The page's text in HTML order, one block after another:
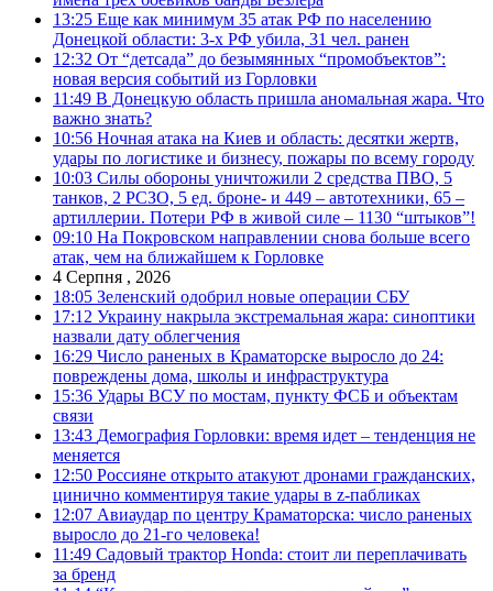
13:25 Еще как минимум 35 атак РФ по населению
Донецкой области: 3-х РФ убила, 31 чел. ранен
12:32 От “детсада” до безымянных “промобъектов”:
новая версия событий из Горловки
11:49 В Донецкую область пришла аномальная жара. Что
важно знать?
10:56 Ночная атака на Киев и область: десятки жертв,
удары по логистике и бизнесу, пожары по всему городу
10:03 Силы обороны уничтожили 2 средства ПВО, 5
танков, 2 РСЗО, 5 ед. броне- и 449 – автотехники, 65 –
артиллерии. Потери РФ в живой силе – 1130 “штыков”!
09:10 На Покровском направлении снова больше всего
атак, чем на ближайшем к Горловке
4 Серпня , 2026
18:05 Зеленский одобрил новые операции СБУ
17:12 Украину накрыла экстремальная жара: синоптики
назвали дату облегчения
16:29 Число раненых в Краматорске выросло до 24:
повреждены дома, школы и инфраструктура
15:36 Удары ВСУ по мостам, пункту ФСБ и объектам
связи
13:43 Демография Горловки: время идет – тенденция не
меняется
12:50 Россияне открыто атакуют дронами гражданских,
цинично комментируя такие удары в z-пабликах
12:07 Авиаудар по центру Краматорска: число раненых
выросло до 21-го человека!
11:49 Садовый трактор Honda: стоит ли переплачивать
за бренд